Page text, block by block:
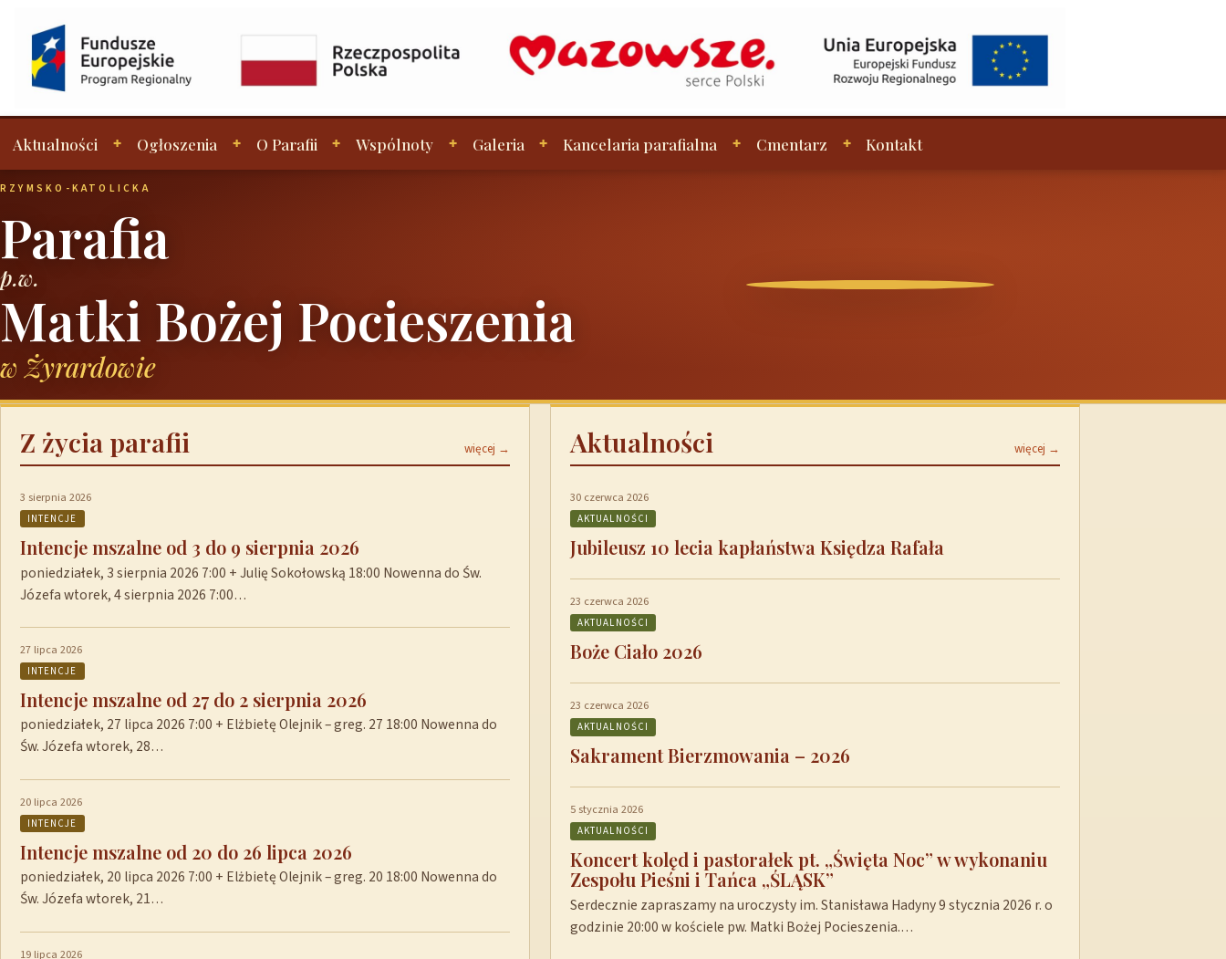
Aktualności Ogłoszenia O Parafii Wspólnoty Galeria Kancelaria parafialna Cmentarz Kontakt
RZYMSKO-KATOLICKA
Parafia
p.w.
Matki Bożej Pocieszenia
w Żyrardowie
Z życia parafii więcej →
3 sierpnia 2026
INTENCJE
Intencje mszalne od 3 do 9 sierpnia 2026
poniedziałek, 3 sierpnia 2026 7:00 + Julię Sokołowską 18:00 Nowenna do Św.
Józefa wtorek, 4 sierpnia 2026 7:00…
27 lipca 2026
INTENCJE
Intencje mszalne od 27 do 2 sierpnia 2026
poniedziałek, 27 lipca 2026 7:00 + Elżbietę Olejnik – greg. 27 18:00 Nowenna do
Św. Józefa wtorek, 28…
20 lipca 2026
INTENCJE
Intencje mszalne od 20 do 26 lipca 2026
poniedziałek, 20 lipca 2026 7:00 + Elżbietę Olejnik – greg. 20 18:00 Nowenna do
Św. Józefa wtorek, 21…
19 lipca 2026
Aktualności więcej →
30 czerwca 2026
AKTUALNOŚCI
Jubileusz 10 lecia kapłaństwa Księdza Rafała
23 czerwca 2026
AKTUALNOŚCI
Boże Ciało 2026
23 czerwca 2026
AKTUALNOŚCI
Sakrament Bierzmowania – 2026
5 stycznia 2026
AKTUALNOŚCI
Koncert kolęd i pastorałek pt. „Święta Noc” w wykonaniu
Zespołu Pieśni i Tańca „ŚLĄSK”
Serdecznie zapraszamy na uroczysty im. Stanisława Hadyny 9 stycznia 2026 r. o
godzinie 20:00 w kościele pw. Matki Bożej Pocieszenia.…